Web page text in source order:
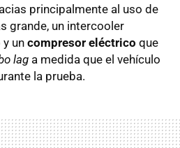
principalmente al uso de
grande, un intercooler
uncompresor eléctrico que
lag a medida que el vehículo
la prueba.